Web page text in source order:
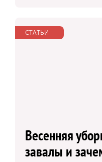
СТАТЬИ
Весенняя
завалы и